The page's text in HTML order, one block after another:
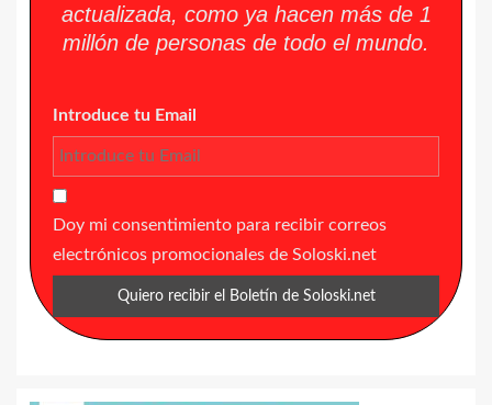
actualizada, como ya hacen más de 1
millón de personas de todo el mundo.
Introduce tu Email
Doy mi consentimiento para recibir correos
electrónicos promocionales de Soloski.net